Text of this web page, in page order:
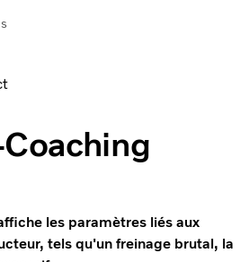
Rechercher un Agent Commercial
les paramètres liés aux
tels qu'un freinage brutal, la